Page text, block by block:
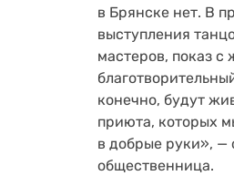
в Брянске нет. В
выступления
мастеров, показ с
конечно, будут
приюта, которых
в добрые руки», —
общественница.